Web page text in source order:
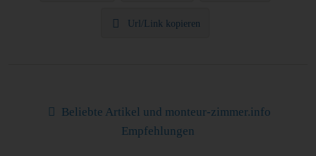
Url/Link kopieren
Beliebte Artikel und monteur-zimmer.info
Empfehlungen